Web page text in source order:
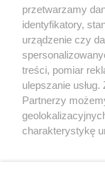
Kultura
X
przetwarzamy
identyfikatory,
urządzenie czy
treści, pomiar
ulepszanie
Partnerzy
charakterystykę